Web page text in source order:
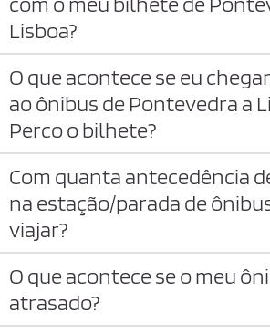
Lisboa?
O que acontece se eu
ao ônibus de Pontevedra a
Perco o bilhete?
Com quanta antecedência
na estação/parada de
viajar?
O que acontece se o meu
atrasado?